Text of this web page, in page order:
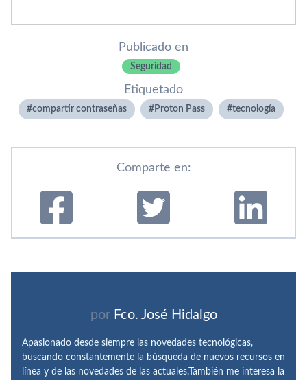
Publicado en
Seguridad
Etiquetado
compartir contraseñas Proton Pass tecnologí­a
Comparte en:
por Fco. José Hidalgo
Apasionado desde siempre las novedades tecnológicas,
buscando constantemente la búsqueda de nuevos recursos en
línea y de las novedades de las actuales.También me interesa la